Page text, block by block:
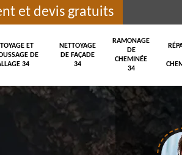
et devis gratuits
ET
DE
34
NETTOYAGE
DE FAÇADE
34
RAMONAGE
DE
CHEMINÉE
34